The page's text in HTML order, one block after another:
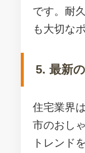
です。耐
も大切な
5. 最新
住宅業界
市のおし
トレンド